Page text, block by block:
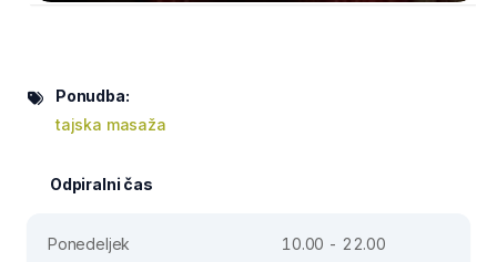
Ponudba:
tajska masaža
Odpiralni čas
Ponedeljek
10.00 - 22.00